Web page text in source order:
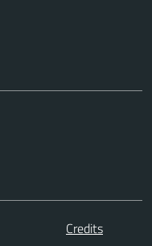
Credits